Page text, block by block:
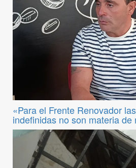
«Para el Frente Renovador
indefinidas no son materia de